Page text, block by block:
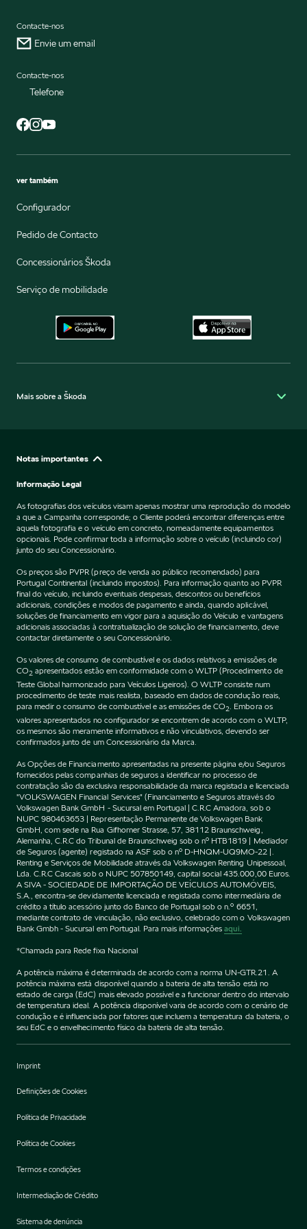
Contacte-nos
Envie um email
Contacte-nos
Telefone
ver também
Configurador
Pedido de Contacto
Concessionários Škoda
Serviço de mobilidade
Mais sobre a Škoda
Notas importantes
Informação Legal
As fotografias dos veículos visam apenas mostrar uma reprodução do modelo
a que a Campanha corresponde; o Cliente poderá encontrar diferenças entre
aquela fotografia e o veículo em concreto, nomeadamente equipamentos
opcionais. Pode confirmar toda a informação sobre o veículo (incluindo cor)
junto do seu Concessionário.
Os preços são PVPR (preço de venda ao público recomendado) para
Portugal Continental (incluindo impostos). Para informação quanto ao PVPR
final do veículo, incluindo eventuais despesas, descontos ou benefícios
adicionais, condições e modos de pagamento e ainda, quando aplicável,
soluções de financiamento em vigor para a aquisição do Veículo e vantagens
adicionais associadas à contratualização de solução de financiamento, deve
contactar diretamente o seu Concessionário.
Os valores de consumo de combustível e os dados relativos a emissões de
CO2 apresentados estão em conformidade com o WLTP (Procedimento de
Teste Global harmonizado para Veículos Ligeiros). O WLTP consiste num
procedimento de teste mais realista, baseado em dados de condução reais,
para medir o consumo de combustível e as emissões de CO2 . Embora os
valores apresentados no configurador se encontrem de acordo com o WLTP,
os mesmos são meramente informativos e não vinculativos, devendo ser
confirmados junto de um Concessionário da Marca.
As Opções de Financiamento apresentadas na presente página e/ou Seguros
fornecidos pelas companhias de seguros a identificar no processo de
contratação são da exclusiva responsabilidade da marca registada e licenciada
"VOLKSWAGEN Financial Services" (Financiamento e Seguros através do
Volkswagen Bank GmbH - Sucursal em Portugal | C.R.C Amadora, sob o
NUPC 980463653 | Representação Permanente de Volkswagen Bank
GmbH, com sede na Rua Gifhorner Strasse, 57, 38112 Braunschweig,
Alemanha, C.R.C do Tribunal de Braunschweig sob o nº HTB1819 | Mediador
de Seguros (agente) registado na ASF sob o nº D-HNQM-UQ9MO-22 |.
Renting e Serviços de Mobilidade através da Volkswagen Renting Unipessoal,
Lda. C.R.C Cascais sob o NUPC 507850149, capital social 435.000,00 Euros.
A SIVA - SOCIEDADE DE IMPORTAÇÃO DE VEÍCULOS AUTOMÓVEIS,
S.A., encontra-se devidamente licenciada e registada como intermediária de
crédito a título acessório junto do Banco de Portugal sob o n.º 6651,
mediante contrato de vinculação, não exclusivo, celebrado com o Volkswagen
Bank Gmbh - Sucursal em Portugal. Para mais informaçõesaqui.
*Chamada para Rede fixa Nacional
A potência máxima é determinada de acordo com a norma UN-GTR.21. A
potência máxima está disponível quando a bateria de alta tensão está no
estado de carga (EdC) mais elevado possível e a funcionar dentro do intervalo
de temperatura ideal. A potência disponível varia de acordo com o cenário de
condução e é influenciada por fatores que incluem a temperatura da bateria, o
seu EdC e o envelhecimento físico da bateria de alta tensão.
Imprint
Definições de Cookies
Política de Privacidade
Política de Cookies
Termos e condições
Intermediação de Crédito
Sistema de denúncia